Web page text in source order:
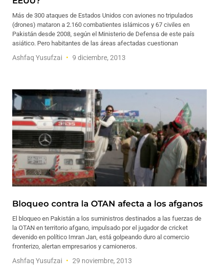
Más de 300 ataques de Estados Unidos con aviones no tripulados
(drones) mataron a 2.160 combatientes islámicos y 67 civiles en
Pakistán desde 2008, según el Ministerio de Defensa de este país
asiático. Pero habitantes de las áreas afectadas cuestionan
Ashfaq Yusufzai 9 diciembre, 2013
Bloqueo contra la OTAN afecta a los afganos
El bloqueo en Pakistán a los suministros destinados a las fuerzas de
la OTAN en territorio afgano, impulsado por el jugador de cricket
devenido en político Imran Jan, está golpeando duro al comercio
fronterizo, alertan empresarios y camioneros.
Ashfaq Yusufzai 29 noviembre, 2013